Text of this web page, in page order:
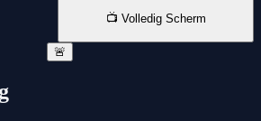
📺 Volledig Scherm
🚨